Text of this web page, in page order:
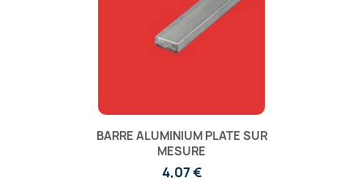
BARRE ALUMINIUM PLATE SUR
MESURE
4,07 €